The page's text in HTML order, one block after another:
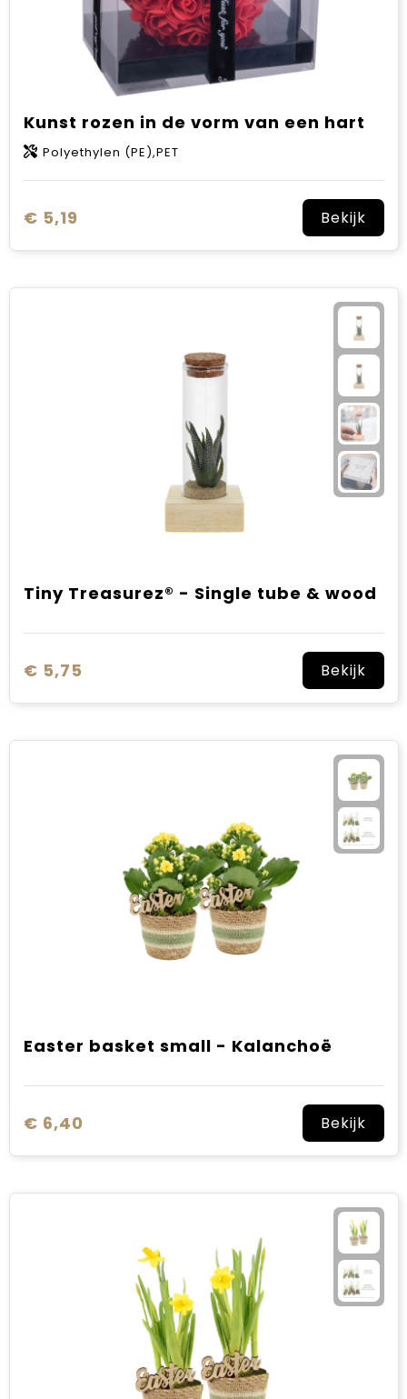
Kunst rozen in de vorm van een hart
Polyethylen (PE),PET
€ 5,19 Bekijk
Tiny Treasurez® - Single tube & wood
€ 5,75 Bekijk
Easter basket small - Kalanchoë
€ 6,40 Bekijk